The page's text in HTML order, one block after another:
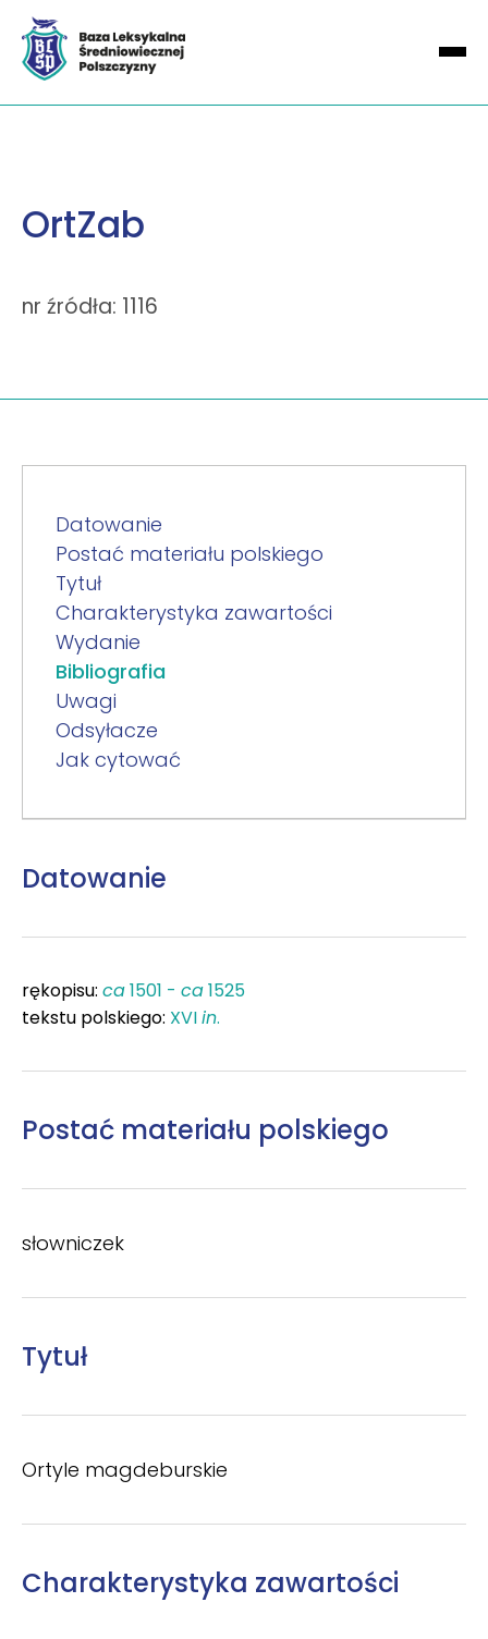
OrtZab
nr źródła: 1116
Datowanie
Postać materiału polskiego
Tytuł
Charakterystyka zawartości
Wydanie
Bibliografia
Uwagi
Odsyłacze
Jak cytować
Datowanie
rękopisu: ca1501 - ca1525
tekstu polskiego: XVIin.
Postać materiału polskiego
słowniczek
Tytuł
Ortyle magdeburskie
Charakterystyka zawartości